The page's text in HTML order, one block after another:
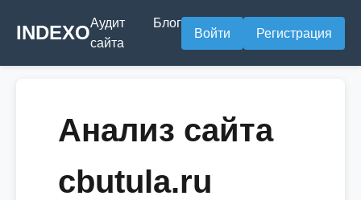
INDEXOАудит
сайта
Блог
Войти Регистрация
Анализ сайта
cbutula.ru